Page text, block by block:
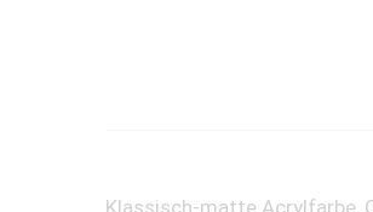
Klassisch-matte Acrylfarbe,